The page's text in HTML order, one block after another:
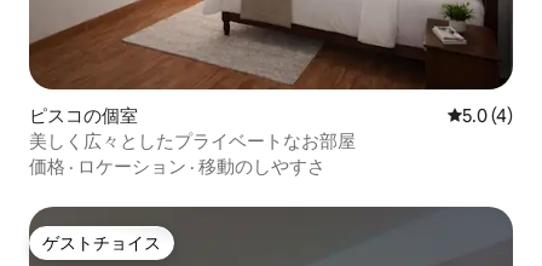
ピスコの個室 レビュー4
5.0 (4)
美しく広々としたプライベートなお部屋
価格 · ロケーション · 移動のしやすさ
ゲストチョイス
ゲストチョイス